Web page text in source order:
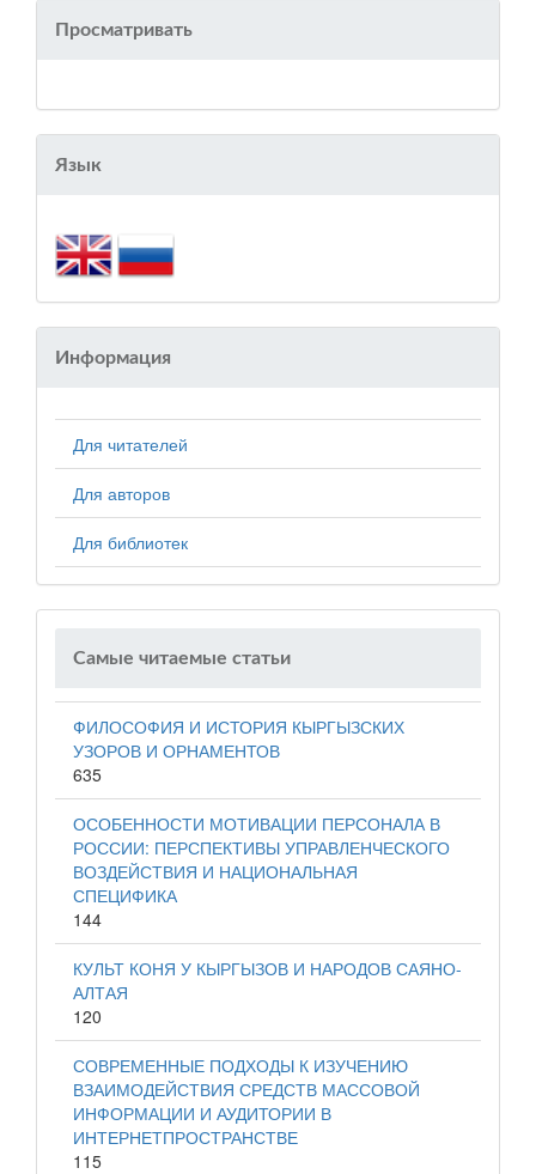
Просматривать
Язык
Информация
Для читателей
Для авторов
Для библиотек
Самые читаемые статьи
ФИЛОСОФИЯ И ИСТОРИЯ КЫРГЫЗСКИХ
УЗОРОВ И ОРНАМЕНТОВ
635
ОСОБЕННОСТИ МОТИВАЦИИ ПЕРСОНАЛА В
РОССИИ: ПЕРСПЕКТИВЫ УПРАВЛЕНЧЕСКОГО
ВОЗДЕЙСТВИЯ И НАЦИОНАЛЬНАЯ
СПЕЦИФИКА
144
КУЛЬТ КОНЯ У КЫРГЫЗОВ И НАРОДОВ САЯНО-
АЛТАЯ
120
СОВРЕМЕННЫЕ ПОДХОДЫ К ИЗУЧЕНИЮ
ВЗАИМОДЕЙСТВИЯ СРЕДСТВ МАССОВОЙ
ИНФОРМАЦИИ И АУДИТОРИИ В
ИНТЕРНЕТПРОСТРАНСТВЕ
115